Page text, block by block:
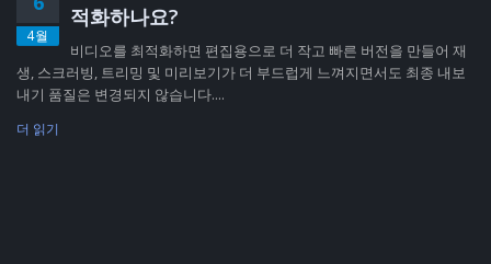
4월
적화하나요?
비디오를 최적화하면 편집용으로 더 작고 빠른 버전을 만들어 재
생, 스크러빙, 트리밍 및 미리보기가 더 부드럽게 느껴지면서도 최종 내보
내기 품질은 변경되지 않습니다....
더 읽기